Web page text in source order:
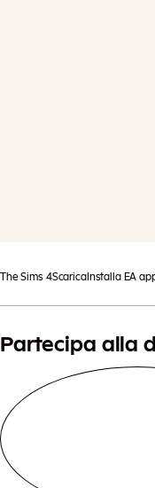
The Sims 4ScaricaInstalla EA
Partecipa alla